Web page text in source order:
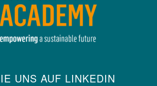
UNS AUF LINKEDIN